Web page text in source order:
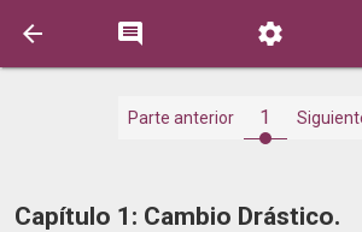
  
Parte anterior 1
Capítulo 1: Cambio Drástico.